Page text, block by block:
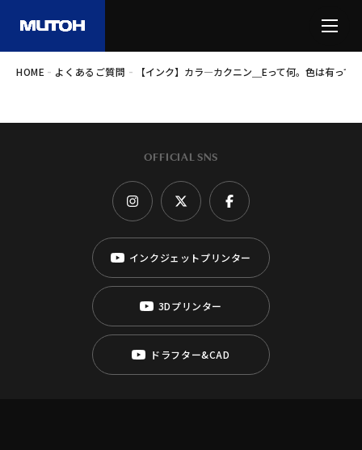
HOME - よくあるご質問 - 【インク】カラ―カクニン＿Eって何。色は有って
OFFICIAL SNS
インクジェットプリンター
3Dプリンター
ドラフター&CAD